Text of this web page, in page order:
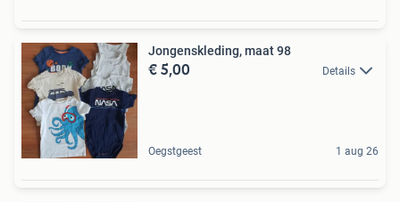
Jongenskleding, maat 98
€ 5,00 Details
Oegstgeest 1 aug 26